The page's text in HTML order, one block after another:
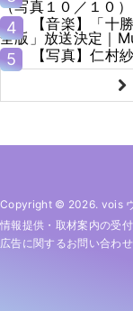
（写真１０／１０）
4
【音楽】「十
全版」放送決定｜
5
【写真】仁村
Copyright © 2026. vois
情報提供・取材案内の受付
広告に関するお問い合わせ